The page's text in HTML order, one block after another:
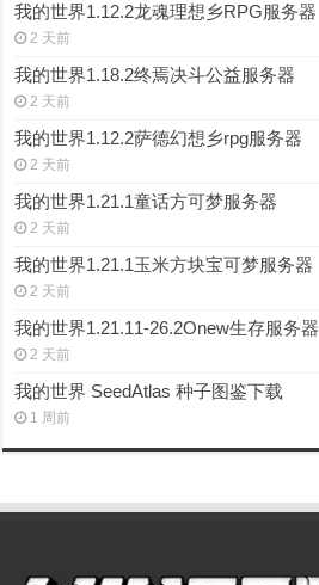
我的世界1.12.2龙魂理想乡RPG服务器
2 天前
我的世界1.18.2终焉决斗公益服务器
2 天前
我的世界1.12.2萨德幻想乡rpg服务器
2 天前
我的世界1.21.1童话方可梦服务器
2 天前
我的世界1.21.1玉米方块宝可梦服务器
2 天前
我的世界1.21.11-26.2Onew生存服务器
2 天前
我的世界 SeedAtlas 种子图鉴下载
1 周前